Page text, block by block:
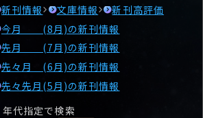
新刊情報 文庫情報
新刊高評価
今月 (8月)の新刊情報
先月 (7月)の新刊情報
先々月 (6月)の新刊情報
先々先月(5月)の新刊情報
年代指定で検索